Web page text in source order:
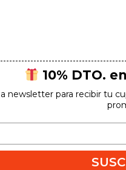
10% DTO.
newsletter para recibir tu